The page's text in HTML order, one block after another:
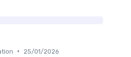
•
25/01/2026